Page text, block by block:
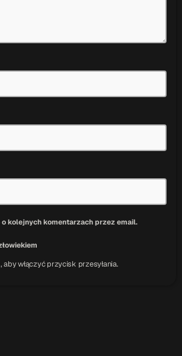
o kolejnych komentarzach przez email.
aby włączyć przycisk przesyłania.